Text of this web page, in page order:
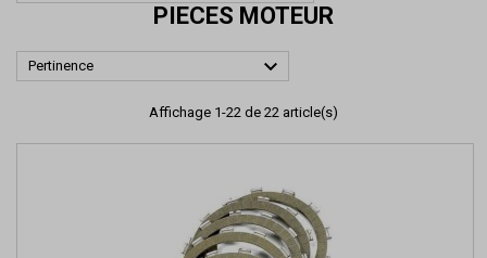
PIECES MOTEUR
Pertinence 
Affichage 1-22 de 22 article(s)